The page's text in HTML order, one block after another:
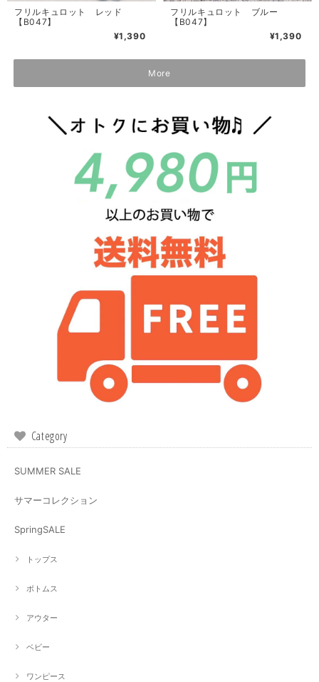
フリルキュロット レッド
【B047】
¥1,390
フリルキュロット ブルー
【B047】
¥1,390
More
Category
SUMMER SALE
サマーコレクション
SpringSALE
トップス
ボトムス
アウター
ベビー
ワンピース